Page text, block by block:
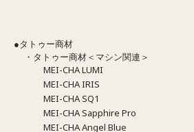
●タトゥー商材
・タトゥー商材＜マシン関連＞
MEI-CHA LUMI
MEI-CHA IRIS
MEI-CHA SQ1
MEI-CHA Sapphire Pro
MEI-CHA Angel Blue